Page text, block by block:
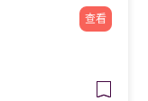
查看